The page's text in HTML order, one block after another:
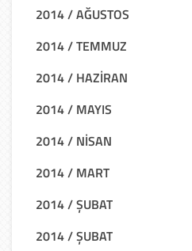
2014 / AĞUSTOS
2014 / TEMMUZ
2014 / HAZİRAN
2014 / MAYIS
2014 / NİSAN
2014 / MART
2014 / ŞUBAT
2014 / ŞUBAT